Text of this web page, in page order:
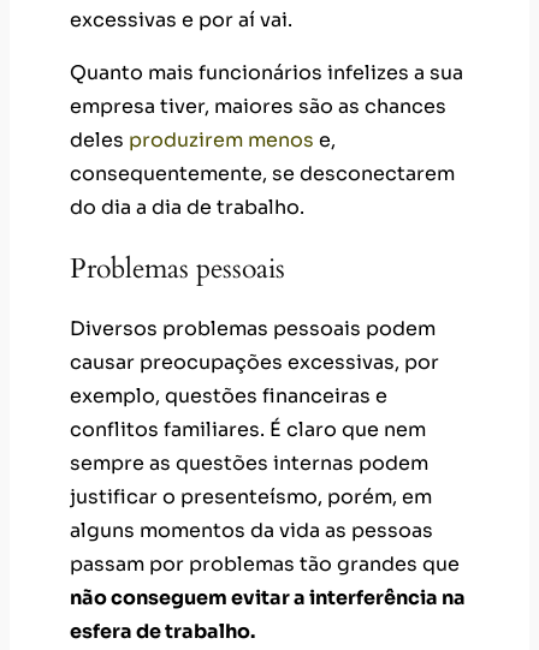
excessivas e por aí vai.
Quanto mais funcionários infelizes a sua
empresa tiver, maiores são as chances
deles produzirem menos e,
consequentemente, se desconectarem
do dia a dia de trabalho.
Problemas pessoais
Diversos problemas pessoais podem
causar preocupações excessivas, por
exemplo, questões financeiras e
conflitos familiares. É claro que nem
sempre as questões internas podem
justificar o presenteísmo, porém, em
alguns momentos da vida as pessoas
passam por problemas tão grandes que
não conseguem evitar a interferência na
esfera de trabalho.